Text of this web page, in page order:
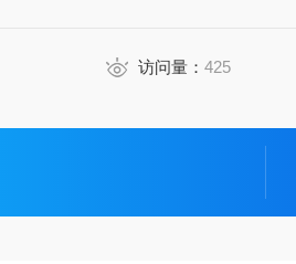
访问量： 425